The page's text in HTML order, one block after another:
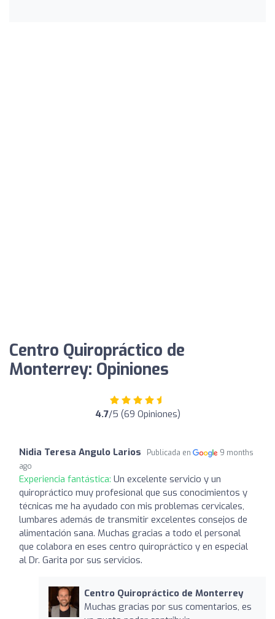
Centro Quiropráctico de
Monterrey: Opiniones
4.7/5 (69 Opiniones)
Nidia Teresa Angulo Larios Publicada en
9 months
ago
Experiencia fantástica: Un excelente servicio y un
quiropráctico muy profesional que sus conocimientos y
técnicas me ha ayudado con mis problemas cervicales,
lumbares además de transmitir excelentes consejos de
alimentación sana. Muchas gracias a todo el personal
que colabora en eses centro quiropráctico y en especial
al Dr. Garita por sus servicios.
Centro Quiropráctico de Monterrey
Muchas gracias por sus comentarios, es